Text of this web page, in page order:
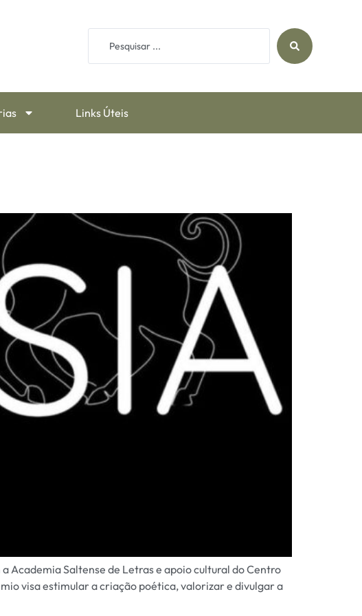
Links Úteis
Academia Saltense de Letras e apoio cultural do Centro
visa estimular a criação poética, valorizar e divulgar a